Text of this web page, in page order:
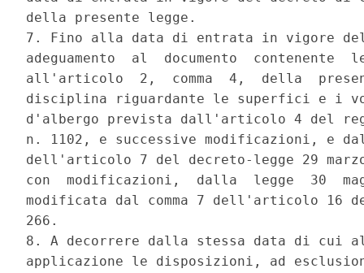
della presente legge.
7. Fino alla data di entrata in vigore
adeguamento  al  documento
all'articolo  2,  comma  4,  della
disciplina riguardante le superfici e i
d'albergo prevista dall'articolo 4 del
n. 1102, e successive modificazioni, e
dell'articolo 7 del decreto-legge 29
con  modificazioni,  dalla  legge  30
modificata dal comma 7 dell'articolo 16
266.
8. A decorrere dalla stessa data di cui al
applicazione le disposizioni, ad